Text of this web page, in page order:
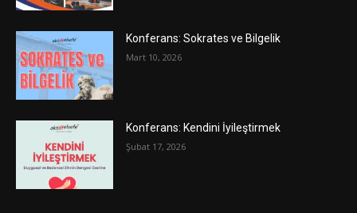
Konferans: Sokrates ve Bilgelik
Mart 10, 2026
Konferans: Kendini İyileştirmek
Şubat 17, 2026